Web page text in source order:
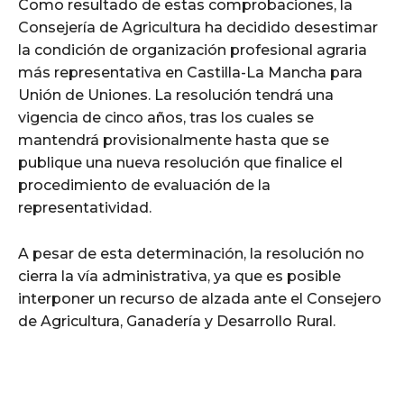
Como resultado de estas comprobaciones, la
Consejería de Agricultura ha decidido desestimar
la condición de organización profesional agraria
más representativa en Castilla-La Mancha para
Unión de Uniones. La resolución tendrá una
vigencia de cinco años, tras los cuales se
mantendrá provisionalmente hasta que se
publique una nueva resolución que finalice el
procedimiento de evaluación de la
representatividad.
A pesar de esta determinación, la resolución no
cierra la vía administrativa, ya que es posible
interponer un recurso de alzada ante el Consejero
de Agricultura, Ganadería y Desarrollo Rural.